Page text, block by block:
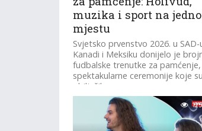
muzika i sport na
mjestu
Svjetsko prvenstvo 2026. u SAD-
Kanadi i Meksiku donijelo je
fudbalske trenutke za pamćenje,
spektakularne ceremonije koje su
obilježile...